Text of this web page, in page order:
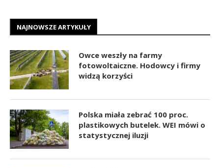
NAJNOWSZE ARTYKUŁY
Owce weszły na farmy
fotowoltaiczne. Hodowcy i firmy
widzą korzyści
Polska miała zebrać 100 proc.
plastikowych butelek. WEI mówi o
statystycznej iluzji